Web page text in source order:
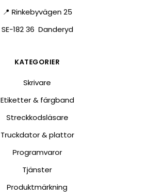
📍 Rinkebyvägen 25
SE-182 36 Danderyd
KATEGORIER
Skrivare
Etiketter & färgband
Streckkodsläsare
Truckdator & plattor
Programvaror
Tjänster
Produktmärkning